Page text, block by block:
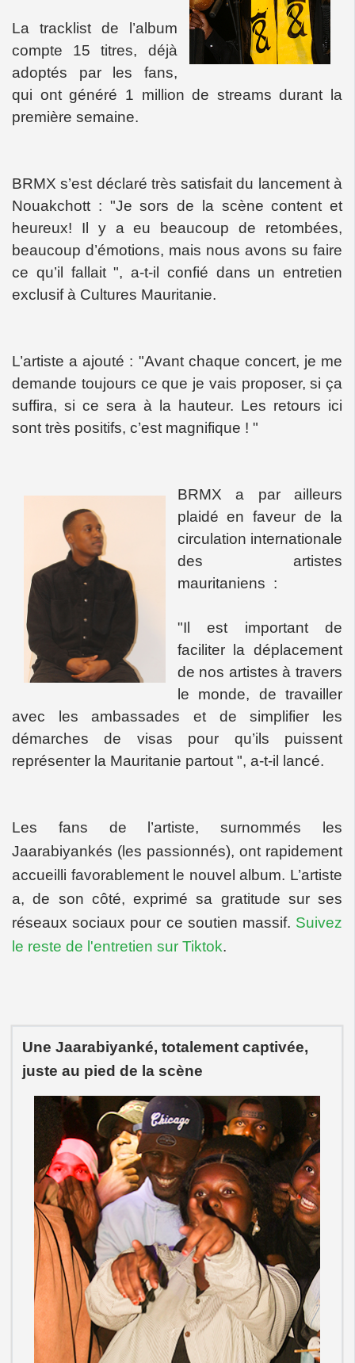
La tracklist de l’album
compte 15 titres, déjà
adoptés par les fans,
qui ont généré 1 million de streams durant la
première semaine.
BRMX s’est déclaré très satisfait du lancement à
Nouakchott : "Je sors de la scène content et
heureux! Il y a eu beaucoup de retombées,
beaucoup d’émotions, mais nous avons su faire
ce qu’il fallait ", a-t-il confié dans un entretien
exclusif à Cultures Mauritanie.
L’artiste a ajouté : "Avant chaque concert, je me
demande toujours ce que je vais proposer, si ça
suffira, si ce sera à la hauteur. Les retours ici
sont très positifs, c’est magnifique ! "
BRMX a par ailleurs
plaidé en faveur de la
circulation internationale
des artistes
mauritaniens :
"Il est important de
faciliter la déplacement
de nos artistes à travers
le monde, de travailler
avec les ambassades et de simplifier les
démarches de visas pour qu’ils puissent
représenter la Mauritanie partout ", a-t-il lancé.
Les fans de l’artiste, surnommés les
Jaarabiyankés (les passionnés), ont rapidement
accueilli favorablement le nouvel album. L’artiste
a, de son côté, exprimé sa gratitude sur ses
réseaux sociaux pour ce soutien massif. Suivez
le reste de l'entretien sur Tiktok.
Une Jaarabiyanké, totalement captivée,
juste au pied de la scène